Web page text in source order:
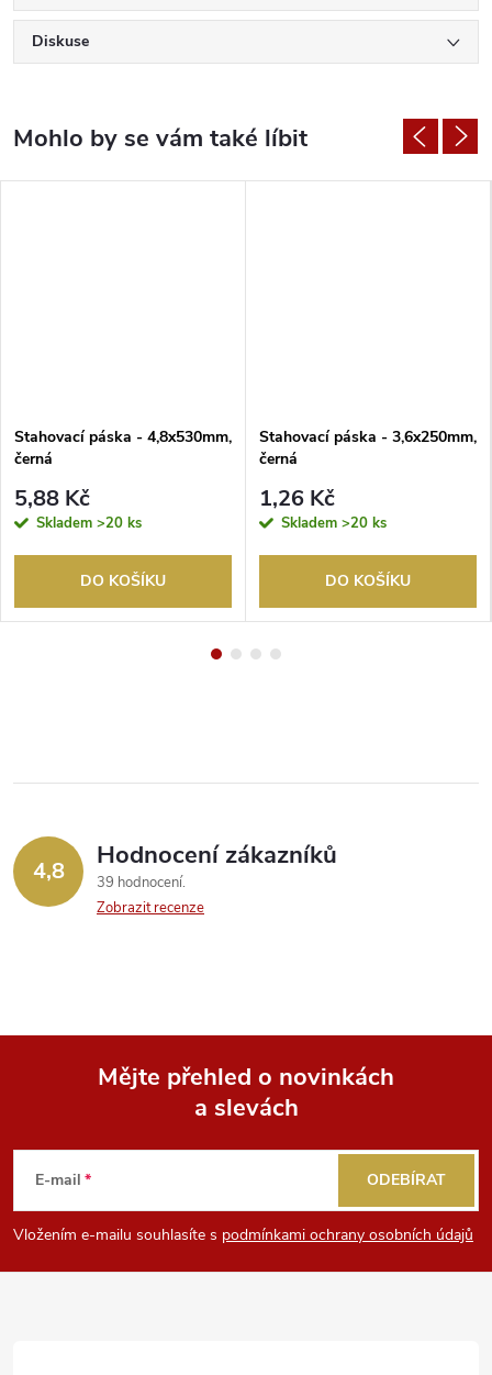
Diskuse
Stahovací páska - 4,8x530mm,
černá
5,88 Kč
Skladem >20 ks
DO KOŠÍKU
Stahovací páska - 3,6x250mm,
černá
1,26 Kč
Skladem >20 ks
DO KOŠÍKU
4,8 Hodnocení zákazníků
39 hodnocení
Zobrazit recenze
p
Mějte přehled o novinkách
a slevách
E-mail
Vložením e-mailu souhlasíte s podmínkami ochrany osobních údajů
ODEBÍRAT